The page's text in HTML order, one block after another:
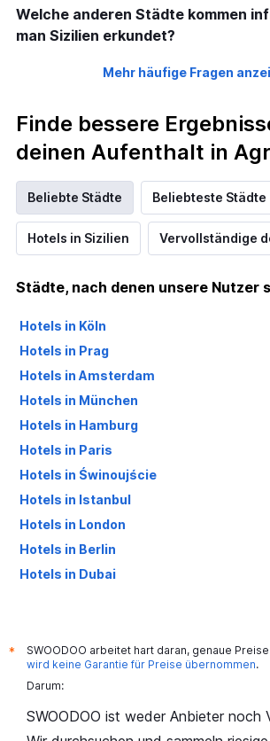
Welche anderen Städte kommen
man Sizilien erkundet?
Mehr häufige Fragen
Finde bessere
deinen Aufenthalt in
Beliebte Städte Beliebteste Städte
Hotels in Sizilien Vervollständige
Städte, nach denen unsere Nutzer
Hotels in Köln
Hotels in Prag
Hotels in Amsterdam
Hotels in München
Hotels in Hamburg
Hotels in Paris
Hotels in Świnoujście
Hotels in Istanbul
Hotels in London
Hotels in Berlin
Hotels in Dubai
*
SWOODOO arbeitet hart daran, genaue
wird keine Garantie für Preise übernommen.
Darum:
SWOODOO ist weder Anbieter noch